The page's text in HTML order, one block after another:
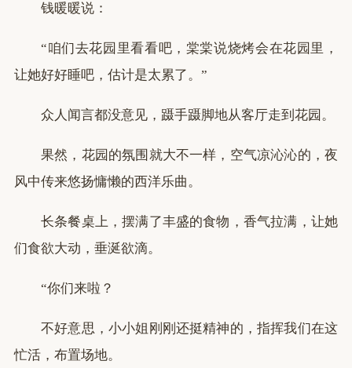
钱暖暖说：
“咱们去花园里看看吧，棠棠说烧烤会在花园里，
让她好好睡吧，估计是太累了。”
众人闻言都没意见，蹑手蹑脚地从客厅走到花园。
果然，花园的氛围就大不一样，空气凉沁沁的，夜
风中传来悠扬慵懒的西洋乐曲。
长条餐桌上，摆满了丰盛的食物，香气拉满，让她
们食欲大动，垂涎欲滴。
“你们来啦？
不好意思，小小姐刚刚还挺精神的，指挥我们在这
忙活，布置场地。